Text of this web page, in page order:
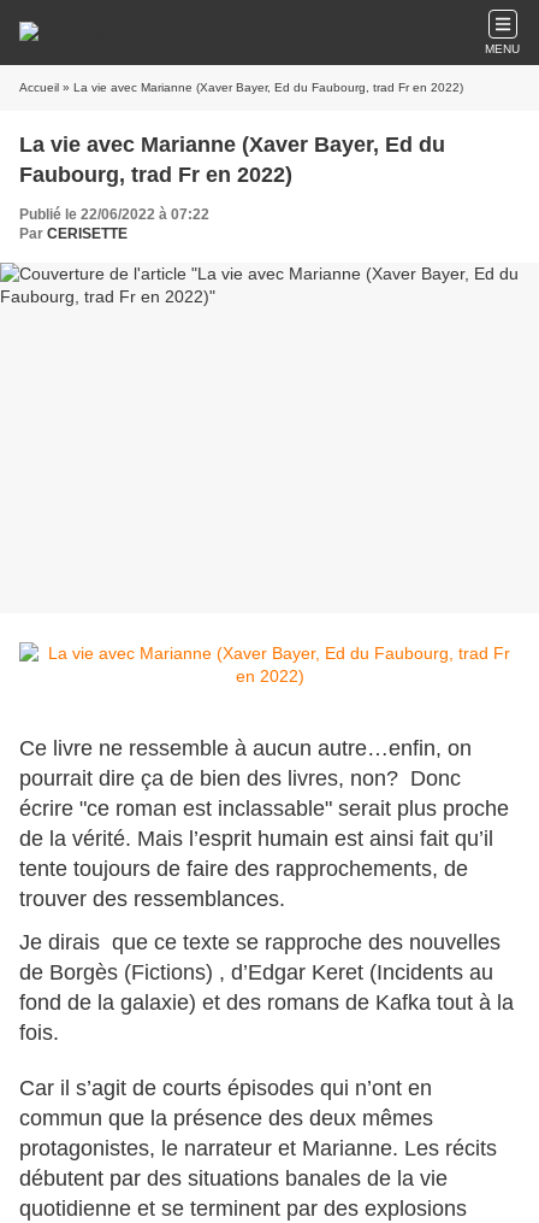
MENU
Accueil » La vie avec Marianne (Xaver Bayer, Ed du Faubourg, trad Fr en 2022)
La vie avec Marianne (Xaver Bayer, Ed du
Faubourg, trad Fr en 2022)
Publié le 22/06/2022 à 07:22
Par CERISETTE
Ce livre ne ressemble à aucun autre…enfin, on
pourrait dire ça de bien des livres, non? Donc
écrire "ce roman est inclassable" serait plus proche
de la vérité. Mais l’esprit humain est ainsi fait qu’il
tente toujours de faire des rapprochements, de
trouver des ressemblances.
Je dirais que ce texte se rapproche des nouvelles
de Borgès (Fictions) , d’Edgar Keret (Incidents au
fond de la galaxie) et des romans de Kafka tout à la
fois.
Car il s’agit de courts épisodes qui n’ont en
commun que la présence des deux mêmes
protagonistes, le narrateur et Marianne. Les récits
débutent par des situations banales de la vie
quotidienne et se terminent par des explosions